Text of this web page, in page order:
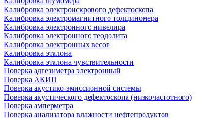
Калибровка электроискрового дефектоскопа
Калибровка электромагнитного толщиномера
Калибровка электронного нивелира
Калибровка электронного теодолита
Калибровка электронных весов
Калибровка эталона
Калибровка эталона чувствительности
Поверка адгезиметра электронный
Поверка АКИП
Поверка акустико-эмиссионной системы
Поверка акустического дефектоскопа (низкочастотного)
Поверка амперметра
Поверка анализатора влажности нефтепродуктов